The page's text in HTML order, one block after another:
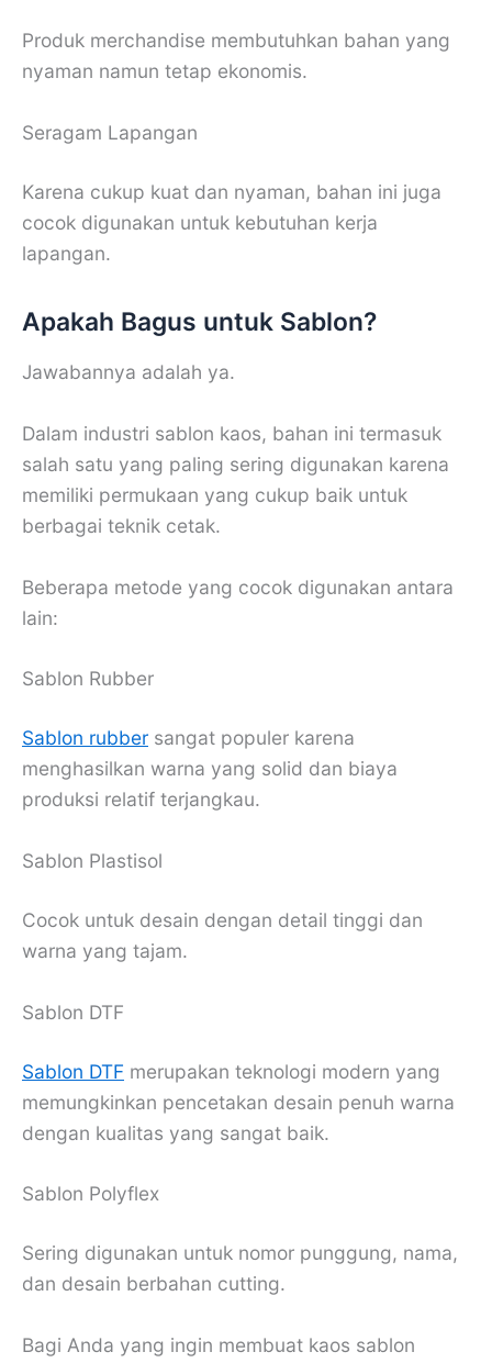
Produk merchandise membutuhkan bahan yang
nyaman namun tetap ekonomis.
Seragam Lapangan
Karena cukup kuat dan nyaman, bahan ini juga
cocok digunakan untuk kebutuhan kerja
lapangan.
Apakah Bagus untuk Sablon?
Jawabannya adalah ya.
Dalam industri sablon kaos, bahan ini termasuk
salah satu yang paling sering digunakan karena
memiliki permukaan yang cukup baik untuk
berbagai teknik cetak.
Beberapa metode yang cocok digunakan antara
lain:
Sablon Rubber
Sablon rubber sangat populer karena
menghasilkan warna yang solid dan biaya
produksi relatif terjangkau.
Sablon Plastisol
Cocok untuk desain dengan detail tinggi dan
warna yang tajam.
Sablon DTF
Sablon DTF merupakan teknologi modern yang
memungkinkan pencetakan desain penuh warna
dengan kualitas yang sangat baik.
Sablon Polyflex
Sering digunakan untuk nomor punggung, nama,
dan desain berbahan cutting.
Bagi Anda yang ingin membuat kaos sablon